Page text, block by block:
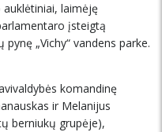
laimėję
įsteigtą
„Vichy“ vandens parke.
komandinę
ir Melanijus
berniukų grupėje),